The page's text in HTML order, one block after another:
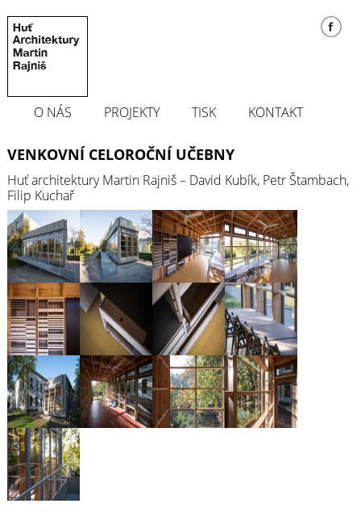
O NÁS PROJEKTY TISK KONTAKT
VENKOVNÍ CELOROČNÍ UČEBNY
Huť architektury Martin Rajniš – David Kubík, Petr Štambach,
Filip Kuchař